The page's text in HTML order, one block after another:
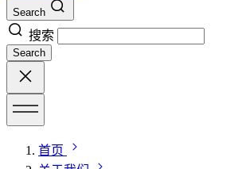
Search
搜索
Search
首页